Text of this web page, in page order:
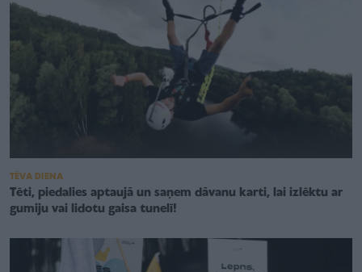
TĒVA DIENA
Tēti, piedalies aptaujā un saņem dāvanu karti, lai izlēktu ar
gumiju vai lidotu gaisa tunelī!